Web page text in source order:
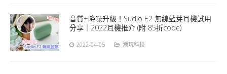
音質+降噪升級！Sudio E2 無線藍芽耳機試用
分享｜2022耳機推介 (附 85折code)
2022-04-05 潮玩科技